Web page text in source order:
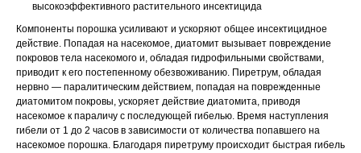
высокоэффективного растительного инсектицида
Компоненты порошка усиливают и ускоряют общее инсектицидное
действие. Попадая на насекомое, диатомит вызывает повреждение
покровов тела насекомого и, обладая гидрофильными свойствами,
приводит к его постепенному обезвоживанию. Пиретрум, обладая
нервно — паралитическим действием, попадая на поврежденные
диатомитом покровы, ускоряет действие диатомита, приводя
насекомое к параличу с последующей гибелью. Время наступления
гибели от 1 до 2 часов в зависимости от количества попавшего на
насекомое порошка. Благодаря пиретруму происходит быстрая гибель